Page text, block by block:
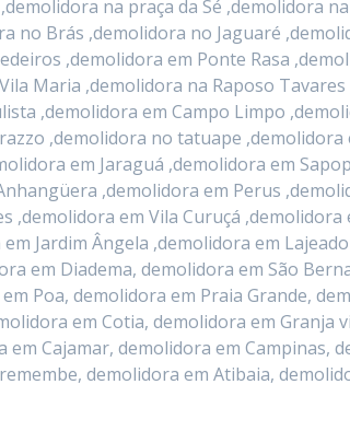
na praça da Sé ,demolidora
no Brás ,demolidora no Jaguaré
,demolidora em Ponte Rasa
Maria ,demolidora na Raposo
,demolidora em Campo Limpo
,demolidora no tatuape ,demolidora
em Jaraguá ,demolidora em
,demolidora em Perus
,demolidora em Vila Curuçá ,demolidora
Jardim Ângela ,demolidora em
em Diadema, demolidora em São
Poa, demolidora em Praia Grande,
em Cotia, demolidora em Granja
Cajamar, demolidora em Campinas,
demolidora em Atibaia,